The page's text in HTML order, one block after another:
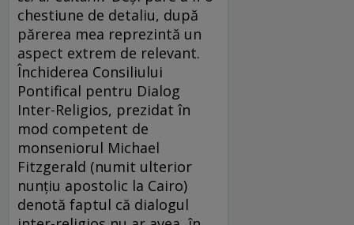
chestiune de detaliu, după
părerea mea reprezintă un
aspect extrem de relevant.
Închiderea Consiliului
Pontifical pentru Dialog
Inter-Religios, prezidat în
mod competent de
monseniorul Michael
Fitzgerald (numit ulterior
nunţiu apostolic la Cairo)
denotă faptul că dialogul